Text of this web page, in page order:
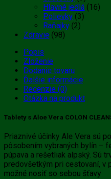
Hlavné jedlá (16)
Polievky (3)
Raňajky (2)
Zdravie (98)
Popis
Zloženie
Dodanie tovaru
Ďalšie informácie
Recenzie (0)
Otázka na produkt
Tablety s Aloe Vera COLON
Priaznivé účinky Ale Vera sú
pôsobením vybraných bylín –
púpava a rešetliak alpský. Sú
predovšetkým pri cestovaní, v
možné nosiť so sebou šťavy